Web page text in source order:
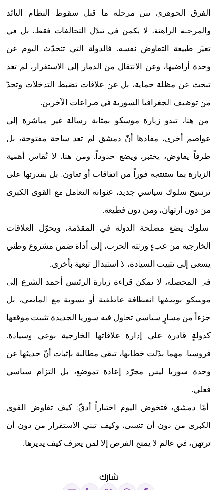
الفرق الجوهري بين مرحلة ما قبل سقوط النظام البائد
والمرحلة الراهنة، لا يكمن في تبدّل التحالفات فقط، بل في
تغيّر طبيعة التفاوض نفسه. فالدولة التي تتحدّث اليوم عن
وحدة أراضيها، وعن الانتقال من الدمار إلى الاستقرار، لم تعد
تبحث عن مظلة حماية، بل عن علاقات تضبط التدخلات وتحدّ
من توظيف الجغرافيا السورية في صراعات الآخرين.
من هنا، تبدو زيارة موسكو بمثابة رسالة غير مباشرة إلى
عواصم أخرى، مفادها أنّ دمشق لم تعد ساحة مفتوحة، بل
طرفاً يفاوض، يختبر، ويضع حدوداً. ومن هنا، لا تُقاس أهمية
الزيارة بما ستنتجه فوراً من اتفاقات أو تعاون، بل بقدرتها على
ترسيخ سلوك سياسي جديد، عنوانه التعامل مع القوى الكبرى
من دون ارتهان، ومن دون قطيعة.
سلوك يضع مصلحة الدولة في المقدّمة، ويحوّل العلاقات
الخارجية من عبءٍ ورثته الحرب، إلى أداة ضمن مشروع وطني
يسعى إلى تثبيت السيادة، لا استبدال تبعية بأخرى.
في المحصلة، لا يمكن قراءة زيارة الرئيس أحمد الشرع إلى
موسكو بوصفها انعطافة عاطفية أو تسوية مع الماضي، بل
جزءاً من مسارٍ سياسي تحاول فيه سوريا الجديدة تثبيت موقعها
كدولةٍ قادرة على إدارة علاقاتها الخارجية بوعي وسيادة.
فروسيا، مهما بدّلت خطابها، تبقى مطالبة بإثبات أنّ حديثها عن
وحدة سوريا ليس مجرّد إعادة تموضع، بل التزام سياسي
فعلي.
أمّا دمشق، فتخوض اليوم اختباراً أدقّ: كيف تفاوض القوى
الكبرى من دون أن تنسى، وكيف تبني الاستقرار من دون أن
ترتهن، في عالم لا يمنح الفرص إلا لمن يعرف كيف يديرها.
شارك